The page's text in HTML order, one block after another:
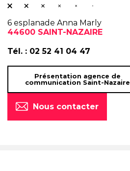
6 esplanade Anna Marly
44600 SAINT-NAZAIRE
Tél. : 02 52 41 04 47
Présentation agence de
communication Saint-Nazaire
Nous contacter